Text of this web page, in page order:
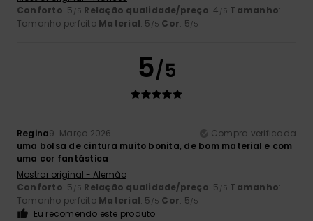
Conforto: 5 /5 Relação qualidade/preço: 4 /5 Tamanho:
Tamanho perfeito Material: 5 /5 Cor: 5/5
5/5
Regina9. Março 2026
Compra verificada
uma bolsa de cintura muito bonita, de bom material e com
uma cor fantástica
Mostrar original - Alemão
Conforto: 5 /5 Relação qualidade/preço: 5 /5 Tamanho:
Tamanho perfeito Material: 5 /5 Cor: 5/5
Eu recomendo este produto